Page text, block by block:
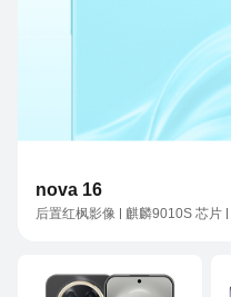
nova 16
后置红枫影像 麒麟9010S 芯片